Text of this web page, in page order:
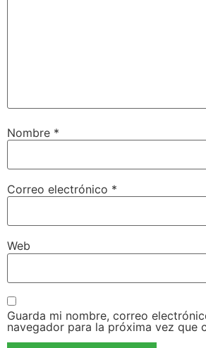
Nombre *
Correo electrónico *
Web
Guarda mi nombre, correo
navegador para la próxima vez que